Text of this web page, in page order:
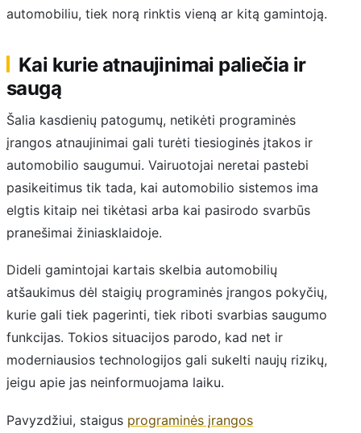
automobiliu, tiek norą rinktis vieną ar kitą gamintoją.
Kai kurie atnaujinimai paliečia ir
saugą
Šalia kasdienių patogumų, netikėti programinės
įrangos atnaujinimai gali turėti tiesioginės įtakos ir
automobilio saugumui. Vairuotojai neretai pastebi
pasikeitimus tik tada, kai automobilio sistemos ima
elgtis kitaip nei tikėtasi arba kai pasirodo svarbūs
pranešimai žiniasklaidoje.
Dideli gamintojai kartais skelbia automobilių
atšaukimus dėl staigių programinės įrangos pokyčių,
kurie gali tiek pagerinti, tiek riboti svarbias saugumo
funkcijas. Tokios situacijos parodo, kad net ir
moderniausios technologijos gali sukelti naujų rizikų,
jeigu apie jas neinformuojama laiku.
Pavyzdžiui, staigus programinės įrangos